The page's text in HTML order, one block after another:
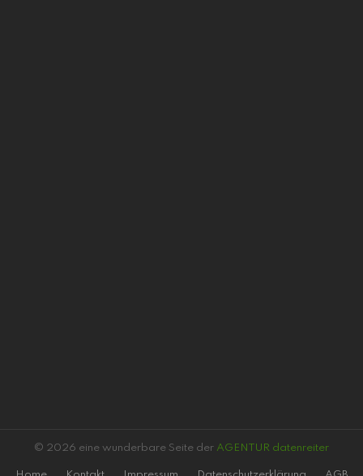
© 2026 eine wunderbare Seite der AGENTUR datenreiter